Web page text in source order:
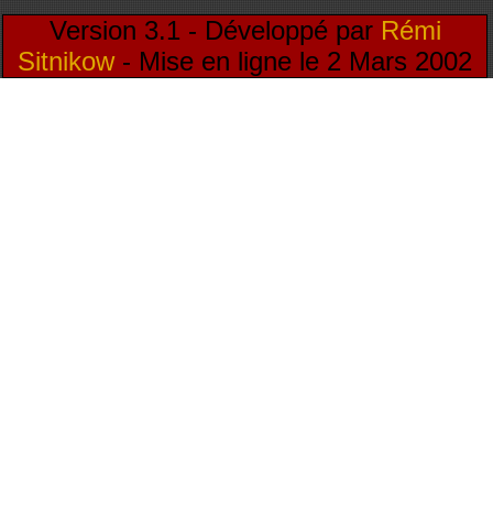
Version 3.1 - Développé par Rémi
Sitnikow- Mise en ligne le 2 Mars 2002